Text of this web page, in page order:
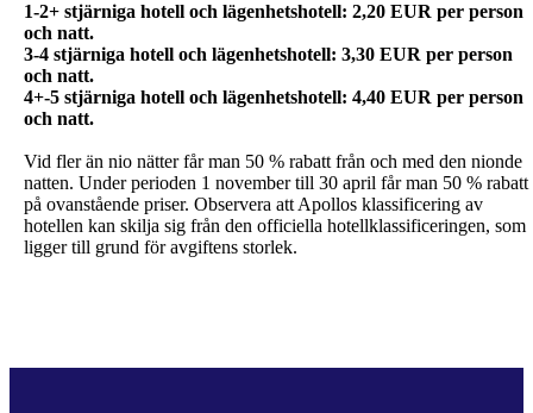
1-2+ stjärniga hotell och lägenhetshotell: 2,20 EUR per person
och natt.
3-4 stjärniga hotell och lägenhetshotell: 3,30 EUR per person
och natt.
4+-5 stjärniga hotell och lägenhetshotell: 4,40 EUR per person
Vid fler än nio nätter får man 50 % rabatt från och med den nionde
natten. Under perioden 1 november till 30 april får man 50 % rabatt
på ovanstående priser. Observera att Apollos klassificering av
hotellen kan skilja sig från den officiella hotellklassificeringen, som
ligger till grund för avgiftens storlek.